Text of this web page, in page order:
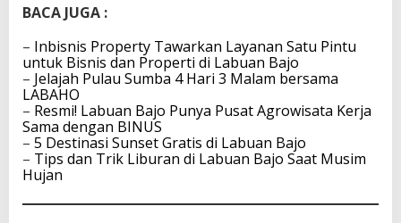
BACA JUGA :
– Inbisnis Property Tawarkan Layanan Satu Pintu
untuk Bisnis dan Properti di Labuan Bajo
– Jelajah Pulau Sumba 4 Hari 3 Malam bersama
LABAHO
– Resmi! Labuan Bajo Punya Pusat Agrowisata Kerja
Sama dengan BINUS
– 5 Destinasi Sunset Gratis di Labuan Bajo
– Tips dan Trik Liburan di Labuan Bajo Saat Musim
Hujan